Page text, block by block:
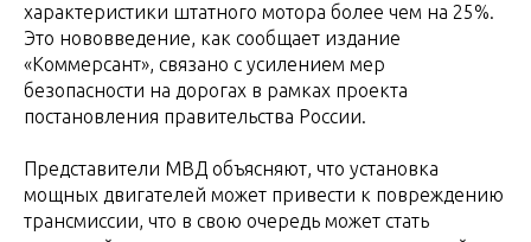
характеристики штатного мотора более чем на 25%.
Это нововведение, как сообщает издание
«Коммерсант», связано с усилением мер
безопасности на дорогах в рамках проекта
постановления правительства России.
Представители МВД объясняют, что установка
мощных двигателей может привести к повреждению
трансмиссии, что в свою очередь может стать